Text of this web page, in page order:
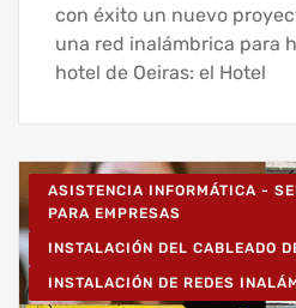
con éxito un nuevo
una red inalámbrica para
hotel de Oeiras: el Hotel
ASISTENCIA INFORMÁTICA -
PARA EMPRESAS
INSTALACIÓN DEL CABLEADO
INSTALACIÓN DE REDES